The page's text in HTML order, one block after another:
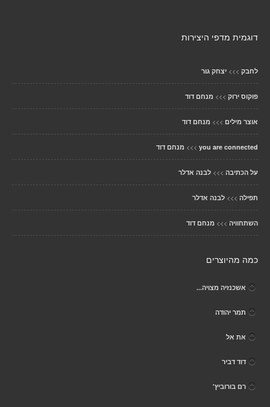
דוגמית מדפי היצירות
לחבק >>> יצחק גור
פוקוס ירוק >>> מנחם דוד
אוצר מילים >>> מנחם דוד
you are connected
>>> מנחם דוד
על הכתיבה >>> לבנה אדלר
תפילה >>> לבנה אדלר
השתחוויה >>> מנחם דוד
כמה מהיוצרים
אשכנזיה מצויה...
תמר יהודה
את אל
דוד דביר
רם בורוביץ'